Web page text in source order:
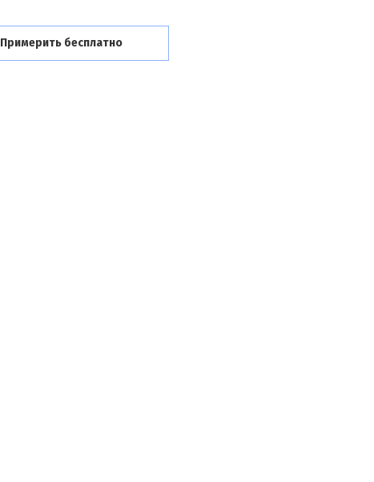
Примерить бесплатно